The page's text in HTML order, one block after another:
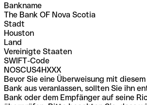
Bankname
The Bank OF Nova Scotia
Stadt
Houston
Land
Vereinigte Staaten
SWIFT-Code
NOSCUS4HXXX
Bevor Sie eine Überweisung mit
Bank aus veranlassen, sollten Sie ihn
Bank oder dem Empfänger auf seine